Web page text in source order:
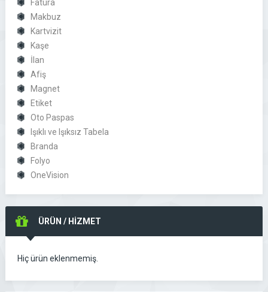
Fatura
Makbuz
Kartvizit
Kaşe
İlan
Afiş
Magnet
Etiket
Oto Paspas
Işıklı ve Işıksız Tabela
Branda
Folyo
OneVision
ÜRÜN / HİZMET
Hiç ürün eklenmemiş.